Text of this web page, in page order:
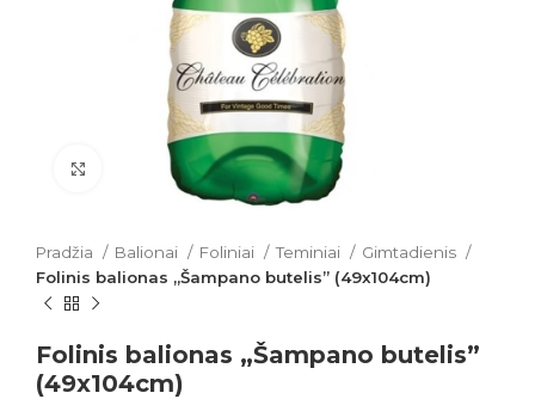
Click to enlarge
Pradžia Balionai Foliniai Teminiai
Gimtadienis
Folinis balionas „Šampano butelis” (49x104cm)
Folinis balionas „Šampano butelis”
(49x104cm)